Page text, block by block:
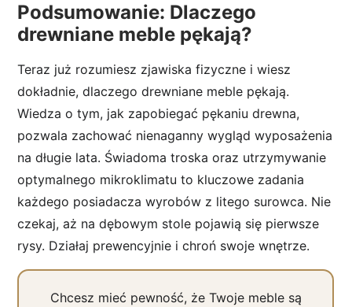
Podsumowanie: Dlaczego
drewniane meble pękają?
Teraz już rozumiesz zjawiska fizyczne i wiesz
dokładnie, dlaczego drewniane meble pękają.
Wiedza o tym, jak zapobiegać pękaniu drewna,
pozwala zachować nienaganny wygląd wyposażenia
na długie lata. Świadoma troska oraz utrzymywanie
optymalnego mikroklimatu to kluczowe zadania
każdego posiadacza wyrobów z litego surowca. Nie
czekaj, aż na dębowym stole pojawią się pierwsze
rysy. Działaj prewencyjnie i chroń swoje wnętrze.
Chcesz mieć pewność, że Twoje meble są